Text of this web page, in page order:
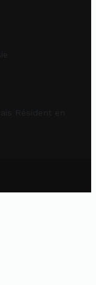
Résident en